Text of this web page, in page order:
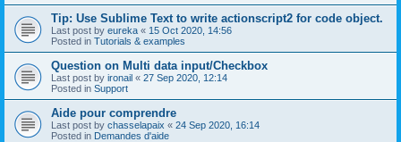
Tip: Use Sublime Text to write actionscript2 for code object.
Last post by eureka « 15 Oct 2020, 14:56
Posted in Tutorials & examples
Question on Multi data input/Checkbox
Last post by ironail « 27 Sep 2020, 12:14
Posted in Support
Aide pour comprendre
Last post by chasselapaix « 24 Sep 2020, 16:14
Posted in Demandes d'aide